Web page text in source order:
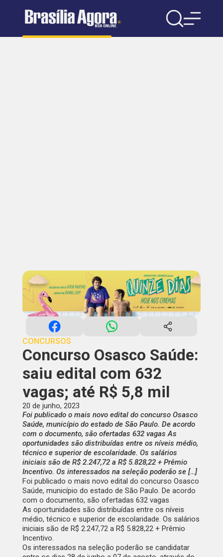
CONCURSOS
Concurso Osasco Saúde:
saiu edital com 632
vagas; até R$ 5,8 mil
20 de junho, 2023
Foi publicado o mais novo edital do concurso Osasco
Saúde, município do estado de São Paulo. De acordo
com o documento, são ofertadas 632 vagas As
oportunidades são distribuídas entre os níveis médio,
técnico e superior de escolaridade. Os salários
iniciais são de R$ 2.247,72 a R$ 5.828,22 + Prêmio
Incentivo. Os interessados na seleção poderão se […]
Foi publicado o mais novo edital do concurso Osasco
Saúde, município do estado de São Paulo. De acordo
com o documento, são ofertadas 632 vagas
As oportunidades são distribuídas entre os níveis
médio, técnico e superior de escolaridade. Os salários
iniciais são de R$ 2.247,72 a R$ 5.828,22 + Prêmio
Incentivo.
Os interessados na seleção poderão se candidatar